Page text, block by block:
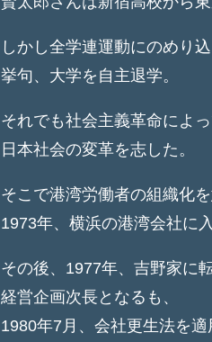
しかし全学連運動にのめり
挙句、大学を自主退学。
それでも社会主義革命によ
日本社会の変革を志した。
そこで港湾労働者の組織化
1973年、横浜の港湾会社に
その後、1977年、吉野家に
経営企画次長となるも、
1980年7月、会社更生法を適